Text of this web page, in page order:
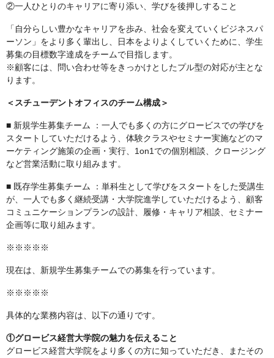
②一人ひとりのキャリアに寄り添い、学びを後押しすること
「自分らしい豊かなキャリアを歩み、社会を変えていくビジネスパ
ーソン」をより多く輩出し、日本をよりよくしていくために、学生
募集の目標数字達成をチームで目指します。
※顧客には、問い合わせ等をきっかけとしたプル型の対応が主とな
ります。
＜スチューデントオフィスのチーム構成＞
■ 新規学生募集チーム ：一人でも多くの方にグロービスでの学びを
スタートしていただけるよう、体験クラスやセミナー実施などのマ
ーケティング施策の企画・実行、1on1での個別相談、クロージング
など営業活動に取り組みます。
■ 既存学生募集チーム ：単科生として学びをスタートをした受講生
が、一人でも多く継続受講・大学院進学していただけるよう、顧客
コミュニケーションプランの設計、履修・キャリア相談、セミナー
企画等に取り組みます。
※※※※※
現在は、新規学生募集チームでの募集を行っています。
※※※※※
具体的な業務内容は、以下の通りです。
①グロービス経営大学院の魅力を伝えること
グロービス経営大学院をより多くの方に知っていただき、またその